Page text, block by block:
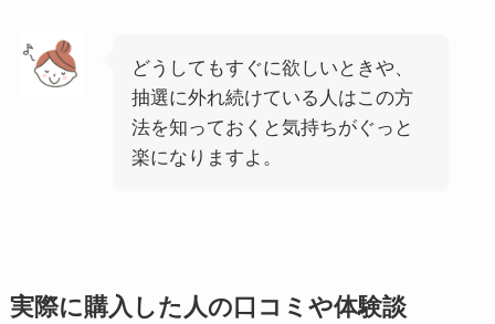
どうしてもすぐに欲しいときや、
抽選に外れ続けている人はこの方
法を知っておくと気持ちがぐっと
楽になりますよ。
実際に購入した人の口コミや体験談